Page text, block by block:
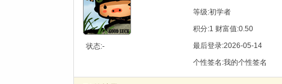
状态:-
等级:初学者
积分:1 财富值:0.50
最后登录:2026-05-14
个性签名:我的个性签名